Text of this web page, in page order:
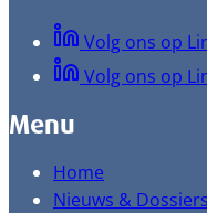
Volg ons op
Volg ons op
Menu
Home
Nieuws & Dossiers